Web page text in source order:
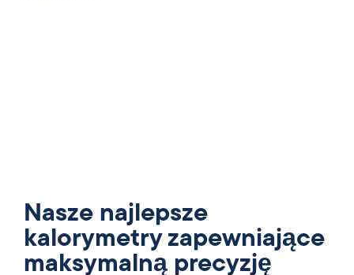
Nasze najlepsze
kalorymetry zapewniające
maksymalną precyzję